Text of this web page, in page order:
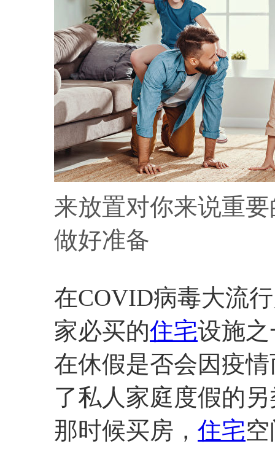
来放置对你来说重
做好准备
在COVID病毒大流
家必买的住宅设施
在休假是否会因疫
了私人家庭度假的
那时候买房， 住宅